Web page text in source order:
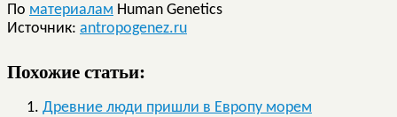
По материалам Human Genetics
Источник: antropogenez.ru
Похожие статьи:
Древние люди пришли в Европу морем